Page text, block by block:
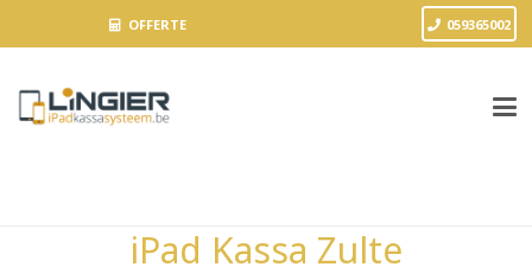
OFFERTE 059365002
iPad Kassa Zulte